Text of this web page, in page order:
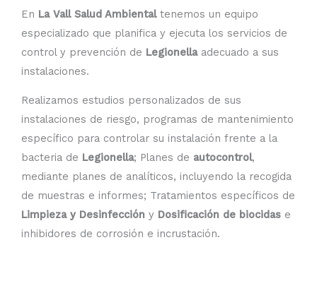
En La Vall Salud Ambientaltenemos un equipo
especializado que planifica y ejecuta los servicios de
control y prevención de Legionellaadecuado a sus
instalaciones.
Realizamos estudios personalizados de sus
instalaciones de riesgo, programas de mantenimiento
específico para controlar su instalación frente a la
bacteria de Legionella; Planes de autocontrol,
mediante planes de analíticos, incluyendo la recogida
de muestras e informes; Tratamientos específicos de
Limpieza y Desinfección y Dosificación de biocidas e
inhibidores de corrosión e incrustación.